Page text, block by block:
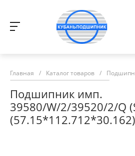
Главная / Каталог товаров /
Подшипник имп.
39580/W/2/39520/2/Q
(57.15*112.712*30.162)